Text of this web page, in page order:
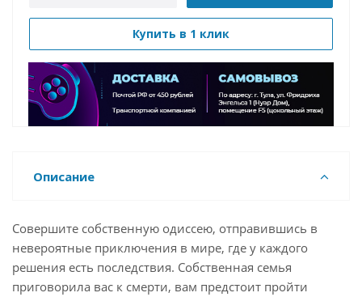
Купить в 1 клик
Описание
Совершите собственную одиссею, отправившись в
невероятные приключения в мире, где у каждого
решения есть последствия. Собственная семья
приговорила вас к смерти, вам предстоит пройти